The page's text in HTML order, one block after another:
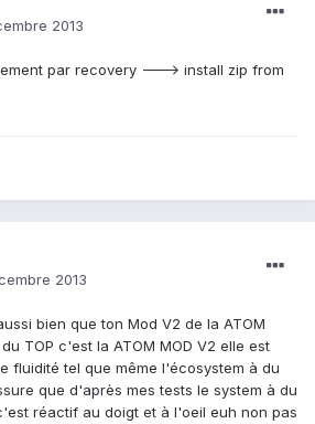
2013
par recovery ---> install zip from
2013
bien que ton Mod V2 de la ATOM
TOP c'est la ATOM MOD V2 elle est
fluidité tel que même l'écosystem à du
que d'après mes tests le system à du
réactif au doigt et à l'oeil euh non pas